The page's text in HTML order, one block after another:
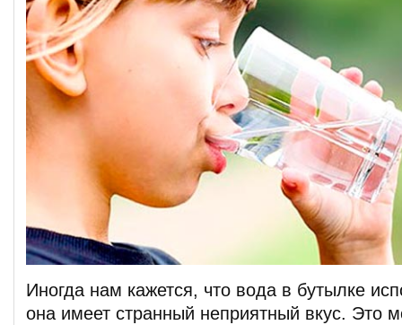
Иногда нам кажется, что вода в бутылке
она имеет странный неприятный вкус. Это